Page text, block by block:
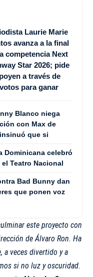
Laurie Marie
avanza a la final
competencia Next
Star 2026; pide
a través de
para ganar
Blanco niega
con Max de
que si
Dominicana celebró
Teatro Nacional
Bad Bunny dan
que ponen voz
este proyecto con
de Álvaro Ron. Ha
a veces divertido y a
si no luz y oscuridad.